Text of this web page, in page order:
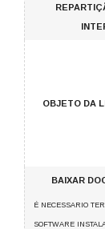
OBJETO DA
BAIXAR
É NECESSARIO
SOFTWARE